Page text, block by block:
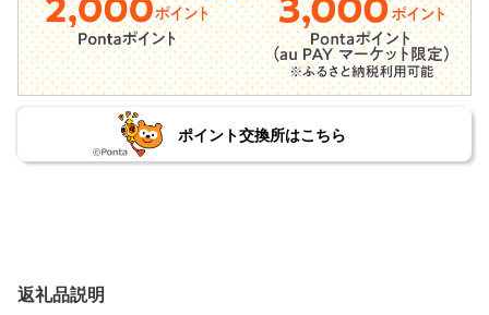
ポイント交換所はこちら
返礼品説明